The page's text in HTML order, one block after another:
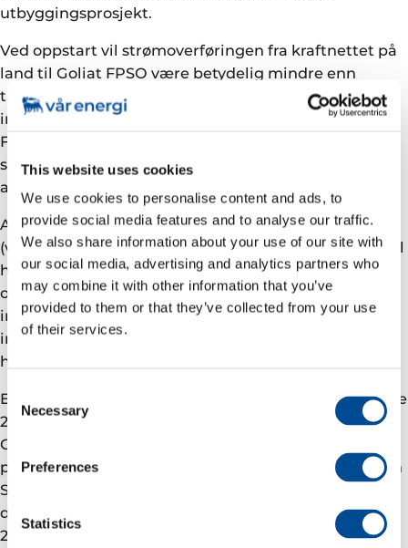
This website uses cookies
We use cookies to personalise content and ads, to
provide social media features and to analyse our traffic.
We also share information about your use of our site with
our social media, advertising and analytics partners who
may combine it with other information that you’ve
provided to them or that they’ve collected from your use
of their services.
Consent
Selection
Necessary
Preferences
Statistics
utbyggingsprosjekt.
Ved oppstart vil strømoverføringen fra kraftnettet på
land til Goliat FPSO være betydelig mindre enn
tilgjengelig kabelkapasitet. Denne løsningen gir
imidlertid stor fleksibilitet og vil sørge for at Goliat
FPSO vil kunne dekke fremtidige behov og fungere
som senter for produksjonstjenester for eventuelle
andre funn i nærheten av feltet.
ABB har nylig levert en tilsvarende høyspentkabel
(vekselstrøm) til et annet norsk utbyggingsprosjekt til
havs og vil bruke denne erfaringen til å ytterligere
optimalisere leveransen til Goliat. Kontrakten dekker
ingeniørarbeid, anskaffelser, konstruksjon og
installasjonsarbeid (EPCI). Installasjonsarbeidet til
havs vil utføres i løpet av sommeren 2013.
Eni Norge AS (65 %) er operatør for utvinningstillatelse
229 med Statoil Petroleum AS (35 %) som partner.
Goliatfeltet vil bli utviklet ved hjelp av en flytende,
produksjons-, lagrings- og lasteenhet (FPSO) av typen
Sevan 1000. Feltet vil bli operert fra Hammerfest, og
den første oljen planlegges produsert i fjerde kvartal
2013.